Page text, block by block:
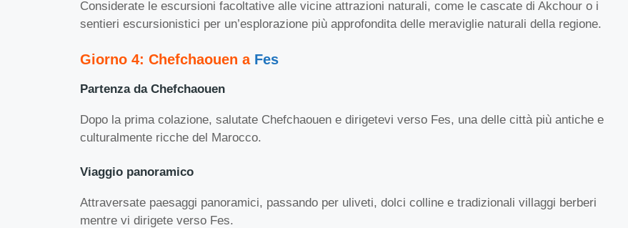
Considerate le escursioni facoltative alle vicine attrazioni naturali, come le cascate di Akchour o i
sentieri escursionistici per un’esplorazione più approfondita delle meraviglie naturali della regione.
Giorno 4: Chefchaouen a Fes
Partenza da Chefchaouen
Dopo la prima colazione, salutate Chefchaouen e dirigetevi verso Fes, una delle città più antiche e
culturalmente ricche del Marocco.
Viaggio panoramico
Attraversate paesaggi panoramici, passando per uliveti, dolci colline e tradizionali villaggi berberi
mentre vi dirigete verso Fes.